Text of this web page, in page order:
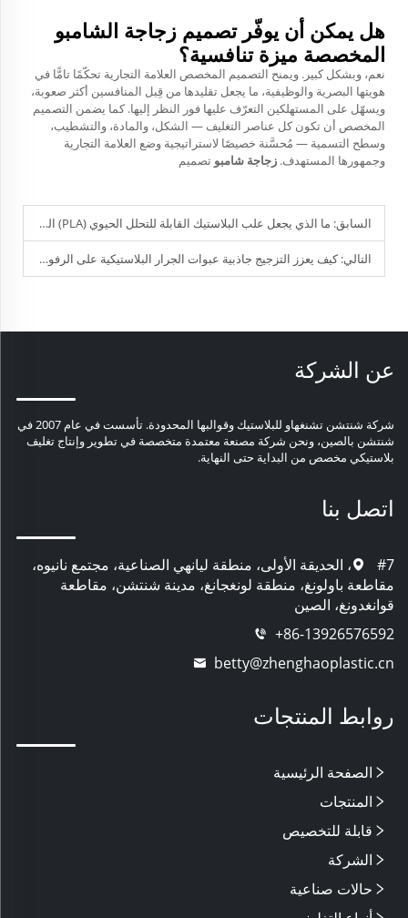
هل يمكن أن يوفّر تصميم زجاجة الشامبو
المخصصة ميزة تنافسية؟
نعم، وبشكل كبير. ويمنح التصميم المخصص العلامة التجارية تحكّمًا تامًّا في
هويتها البصرية والوظيفية، ما يجعل تقليدها من قِبل المنافسين أكثر صعوبة،
ويسهّل على المستهلكين التعرّف عليها فور النظر إليها. كما يضمن التصميم
المخصص أن تكون كل عناصر التغليف — الشكل، والمادة، والتشطيب،
وسطح التسمية — مُحسَّنة خصيصًا لاستراتيجية وضع العلامة التجارية
وجمهورها المستهدف. زجاجة شامبو تصميم
السابق: ما الذي يجعل علب البلاستيك القابلة للتحلل الحيوي (PLA) الخيار الأكثر استدامة في تغليف المواد البلاستيكية؟
التالي:كيف يعزز التزجيج جاذبية عبوات الجرار البلاستيكية على الرفوف؟
عن الشركة
شركة شنتشن تشنغهاو للبلاستيك وقوالبها المحدودة. تأسست في عام 2007 في
شنتشن بالصين، ونحن شركة مصنعة معتمدة متخصصة في تطوير وإنتاج تغليف
بلاستيكي مخصص من البداية حتى النهاية.
اتصل بنا
#7، الحديقة الأولى، منطقة ليانهي الصناعية، مجتمع نانيوه،
مقاطعة باولونغ، منطقة لونغجانغ، مدينة شنتشن، مقاطعة
قوانغدونغ، الصين
+86-13926576592
betty@zhenghaoplastic.cn
روابط المنتجات
الصفحة الرئيسية
المنتجات
قابلة للتخصيص
الشركة
حالات صناعية